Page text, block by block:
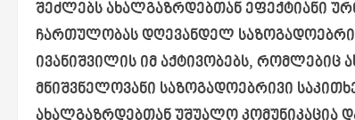
შეძლებს ახალგაზრდებთან ეფექტიანი
ჩართულობას დღევანდელ
ივანიშვილის იმ აქტივობებს,
მნიშვნელოვანი საზოგადოებრივი
ახალგაზრდებთან უშუალო კომუნიკაცია